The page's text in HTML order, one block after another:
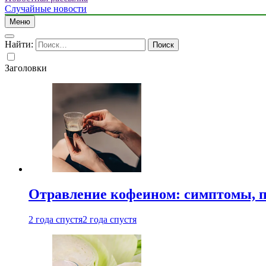
Случайные новости
Меню
Найти:
Заголовки
Отравление кофеином: симптомы,
2 года спустя2 года спустя